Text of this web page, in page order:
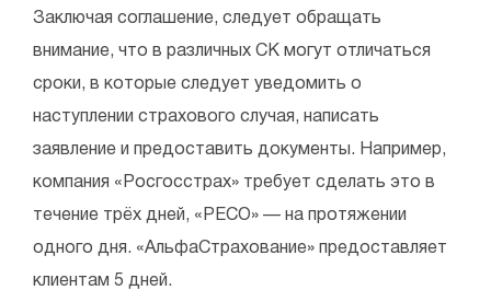
Заключая соглашение, следует обращать
внимание, что в различных СК могут отличаться
сроки, в которые следует уведомить о
наступлении страхового случая, написать
заявление и предоставить документы. Например,
компания «Росгосстрах» требует сделать это в
течение трёх дней, «РЕСО» — на протяжении
одного дня. «АльфаСтрахование» предоставляет
клиентам 5 дней.